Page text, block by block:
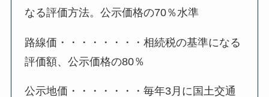
なる評価方法。公示価格の70％水準
路線価・・・・・・・・相続税の基準になる
評価額、公示価格の80％
公示地価・・・・・・・毎年3月に国土交通